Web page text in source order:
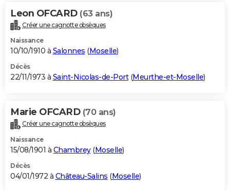
Leon OFCARD (63 ans)
Créer une cagnotte obsèques
Naissance
10/10/1910 à Salonnes (Moselle)
Décès
22/11/1973 à Saint-Nicolas-de-Port(Meurthe-et-Moselle)
Marie OFCARD (70 ans)
Créer une cagnotte obsèques
Naissance
15/08/1901 à Chambrey(Moselle)
Décès
04/01/1972 à Château-Salins (Moselle)